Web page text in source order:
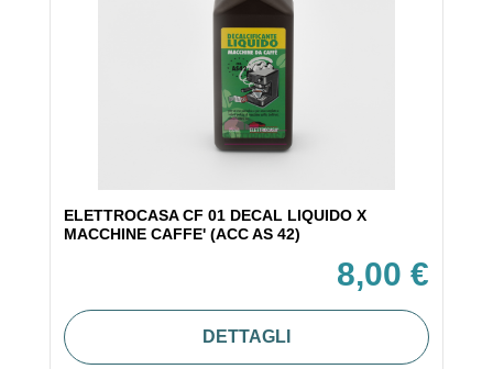
ELETTROCASA CF 01 DECAL LIQUIDO X
MACCHINE CAFFE' (ACC AS 42)
8,00 €
DETTAGLI